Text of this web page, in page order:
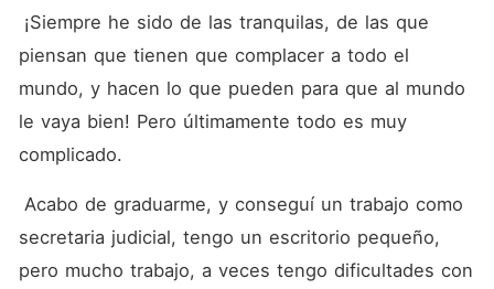
embarazo, y ¿le hubiera
cuando aún tenía la
oportunidad, de quedarse
embarazada sólo de un
desconocido que la ignoró, y
mala suerte con una gran
deuda que pagar a un
usurero! Pero, no todo salió
como habían planeado, y
debido a las influencias y
piensan que tienen que complacer a todo el
mundo, y hacen lo que pueden para que al mundo
le vaya bien! Pero últimamente todo es muy
complicado.
secretaria judicial, tengo un escritorio pequeño,
pero mucho trabajo, a veces tengo dificultades con